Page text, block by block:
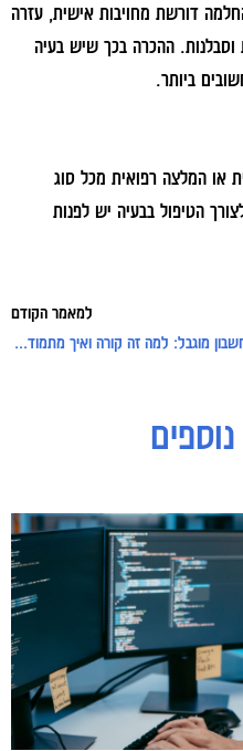
דורשת מחויבות אישית, עזרה
ההכרה בכך שיש בעיה
ביותר.
או המלצה רפואית מכל סוג
הטיפול בבעיה יש לפנות
למאמר הקודם
חשבון מוגבל: למה זה קורה ואיך מתמודדים?